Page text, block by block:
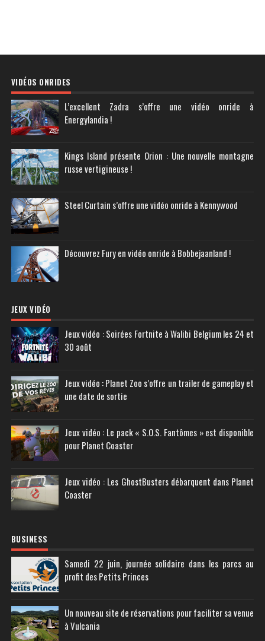
VIDÉOS ONRIDES
L’excellent Zadra s’offre une vidéo onride à
Energylandia !
Kings Island présente Orion : Une nouvelle montagne
russe vertigineuse !
Steel Curtain s’offre une vidéo onride à Kennywood
Découvrez Fury en vidéo onride à Bobbejaanland !
JEUX VIDÉO
Jeux vidéo : Soirées Fortnite à Walibi Belgium les 24 et
30 août
Jeux vidéo : Planet Zoo s’offre un trailer de gameplay et
une date de sortie
Jeux vidéo : Le pack « S.O.S. Fantômes » est disponible
pour Planet Coaster
Jeux vidéo : Les GhostBusters débarquent dans Planet
Coaster
BUSINESS
Samedi 22 juin, journée solidaire dans les parcs au
profit des Petits Princes
Un nouveau site de réservations pour faciliter sa venue
à Vulcania